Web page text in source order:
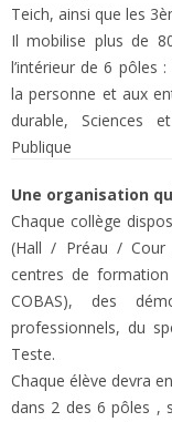
Teich, ainsi que les
Il mobilise plus de
l’intérieur de 6 pôles
la personne et aux
durable, Sciences
Publique
Une organisation
Chaque collège
(Hall / Préau / Cour
centres de
COBAS), des
professionnels, du
Teste.
Chaque élève devra
dans 2 des 6 pôles ,